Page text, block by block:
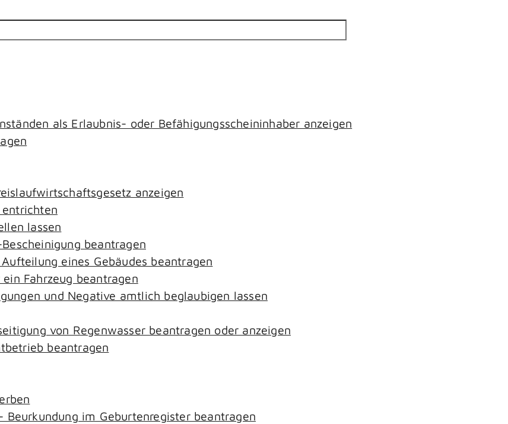
als Erlaubnis- oder Befähigungsscheininhaber anzeigen
anzeigen
entrichten
lassen
beantragen
eines Gebäudes beantragen
Fahrzeug beantragen
und Negative amtlich beglaubigen lassen
von Regenwasser beantragen oder anzeigen
beantragen
Beurkundung im Geburtenregister beantragen